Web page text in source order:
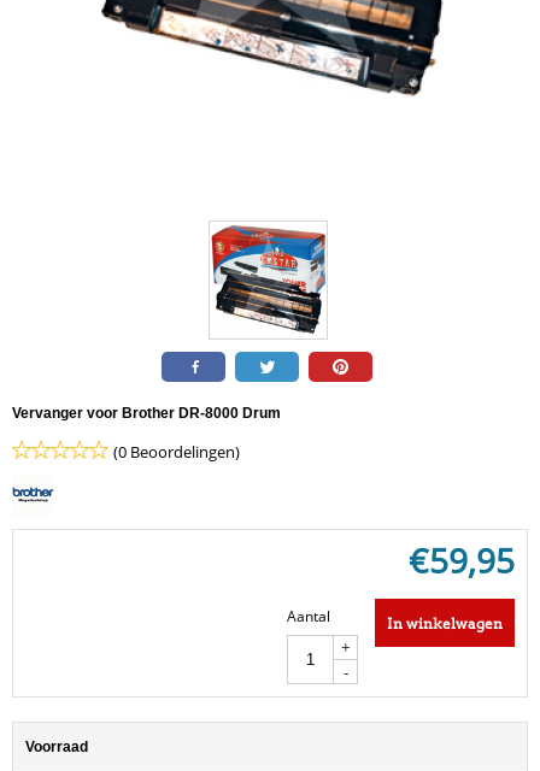
Vervanger voor Brother DR-8000 Drum
(0 Beoordelingen)
€59,95
Aantal
+
-
In winkelwagen
Voorraad